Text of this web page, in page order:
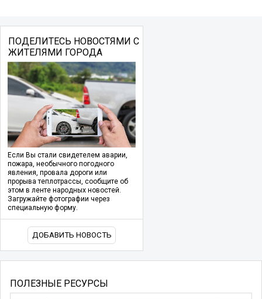
ПОДЕЛИТЕСЬ НОВОСТЯМИ С
ЖИТЕЛЯМИ ГОРОДА
Если Вы стали свидетелем аварии,
пожара, необычного погодного
явления, провала дороги или
прорыва теплотрассы, сообщите об
этом в ленте народных новостей.
Загружайте фотографии через
специальную форму.
ДОБАВИТЬ НОВОСТЬ
ПОЛЕЗНЫЕ РЕСУРСЫ